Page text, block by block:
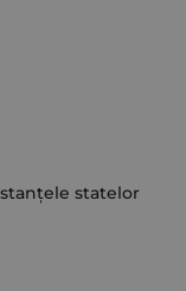
statelor